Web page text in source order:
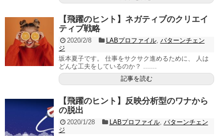
【飛躍のヒント】ネガティブのクリエイ
ティブ戦略
2020/2/8 LABプロファイル, パターンチェン
ジ
坂本夏子です。 仕事をサクサク進めるために、 人は
どんな工夫をしているのか？ .......
記事を読む
【飛躍のヒント】反映分析型のワナから
の脱出
2020/1/28 LABプロファイル, パターンチェン
ジ